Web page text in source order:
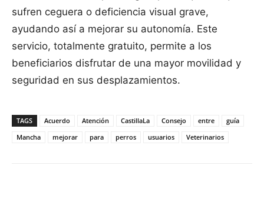
sufren ceguera o deficiencia visual grave,
ayudando así a mejorar su autonomía. Este
servicio, totalmente gratuito, permite a los
beneficiarios disfrutar de una mayor movilidad y
seguridad en sus desplazamientos.
TAGS Acuerdo Atención CastillaLa Consejo entre
guía
Mancha
mejorar para perros usuarios Veterinarios